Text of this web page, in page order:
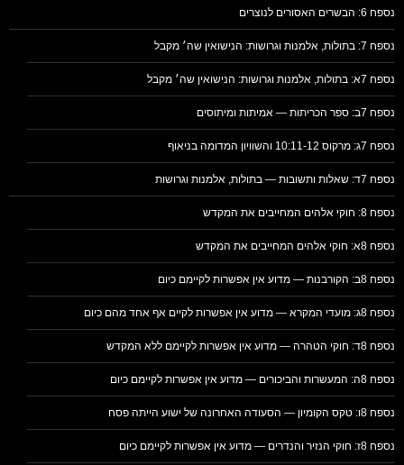
נספח 6: הבשרים האסורים לנוצרים
נספח 7: בתולות, אלמנות וגרושות: הנישואין שה׳ מקבל
נספח 7א: בתולות, אלמנות וגרושות: הנישואין שה׳ מקבל
נספח 7ב: ספר הכריתות — אמיתות ומיתוסים
נספח 7ג: מרקוס 10:11-12 והשוויון המדומה בניאוף
נספח 7ד: שאלות ותשובות — בתולות, אלמנות וגרושות
נספח 8: חוקי אלהים המחייבים את המקדש
נספח 8א: חוקי אלהים המחייבים את המקדש
נספח 8ב: הקורבנות — מדוע אין אפשרות לקיימם כיום
נספח 8ג: מועדי המקרא — מדוע אין אפשרות לקיים אף אחד מהם כיום
נספח 8ד: חוקי הטהרה — מדוע אין אפשרות לקיימם ללא המקדש
נספח 8ה: המעשרות והביכורים — מדוע אין אפשרות לקיימם כיום
נספח 8ו: טקס הקומיון — הסעודה האחרונה של ישוע הייתה פסח
נספח 8ז: חוקי הנזיר והנדרים — מדוע אין אפשרות לקיימם כיום